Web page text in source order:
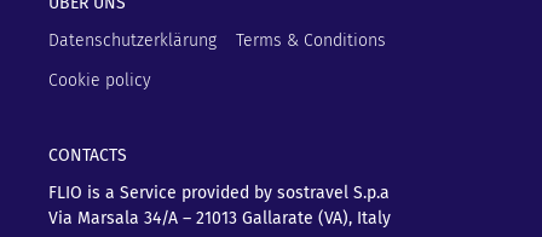
Datenschutzerklärung
Terms & Conditions
Cookie policy
CONTACTS
FLIO is a Service provided by sostravel S.p.a
Via Marsala 34/A – 21013 Gallarate (VA), Italy